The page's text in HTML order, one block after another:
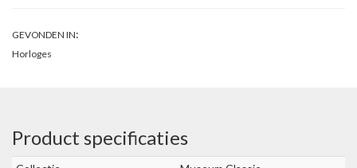
GEVONDEN IN:
Horloges
Product specificaties